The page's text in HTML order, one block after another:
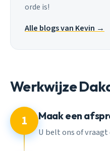
orde is!
Alle blogs van Kevin →
Werkwijze
1 Maak een
U belt ons of vraagt